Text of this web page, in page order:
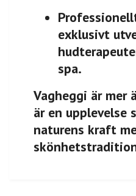
exklusivt
spa.
Vagheggi är mer
är en upplevelse
naturens kraft